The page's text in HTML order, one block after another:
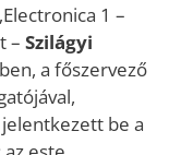
1 –
– Szilágyi
a főszervező
be a